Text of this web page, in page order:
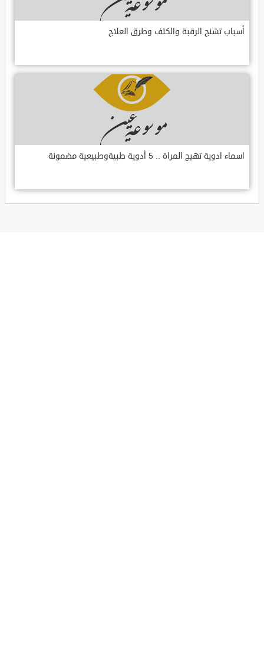
أسباب تشنج الرقبة والكتف وطرق العلاج
اسماء ادوية تهيج المراة .. 5 أدوية طبيةوطبيعية مضمونة